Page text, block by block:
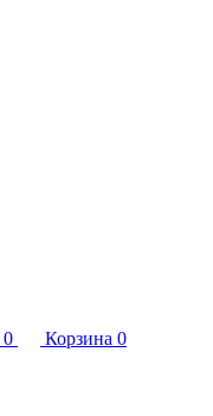
0 Корзина 0